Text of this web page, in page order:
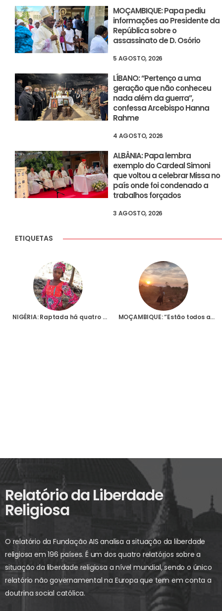
MOÇAMBIQUE: Papa pediu
informações ao Presidente da
República sobre o
assassinato de D. Osório
5 AGOSTO, 2026
LÍBANO: “Pertenço a uma
geração que não conheceu
nada além da guerra”,
confessa Arcebispo Hanna
Rahme
4 AGOSTO, 2026
ALBÂNIA: Papa lembra
exemplo do Cardeal Simoni
que voltou a celebrar Missa no
país onde foi condenado a
trabalhos forçados
3 AGOSTO, 2026
ETIQUETAS
NIGÉRIA: Raptada há quatro anos, a jovem Leah Sharibu é símbolo da perseguição aos cristãos pelo grupo terrorista Boko Haram MOÇAMBIQUE: “Estão todos apavorados”, relata missionário na sequência de ataques terroristas a aldeias em Cabo Delgado
Relatório da Liberdade
Religiosa
O relatório da Fundação AIS analisa a situação da liberdade
religiosa em 196 países. É um dos quatro relatórios sobre a
situação da liberdade religiosa a nível mundial, sendo o único
relatório não governamental na Europa que tem em conta a
doutrina social católica.